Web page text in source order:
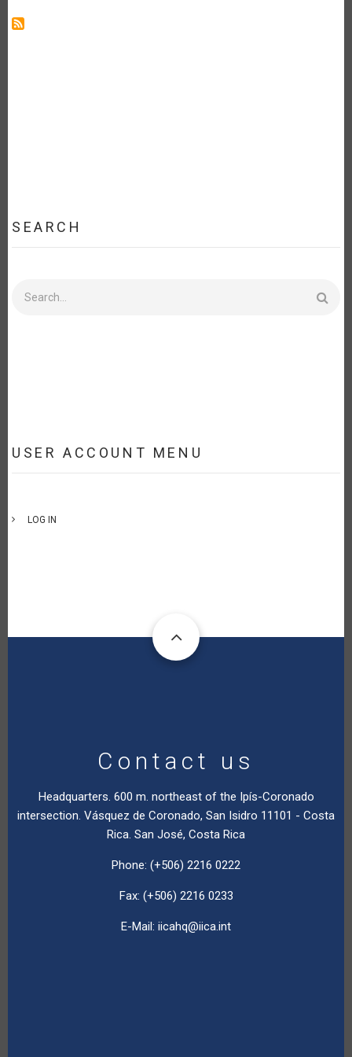
SEARCH
USER ACCOUNT MENU
LOG IN
Contact us
Headquarters. 600 m. northeast of the Ipís-Coronado
intersection. Vásquez de Coronado, San Isidro 11101 - Costa
Rica. San José, Costa Rica
Phone: (+506) 2216 0222
Fax: (+506) 2216 0233
E-Mail: iicahq@iica.int